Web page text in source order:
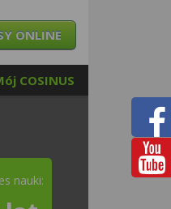
ONLINE
COSINUS
nauki: